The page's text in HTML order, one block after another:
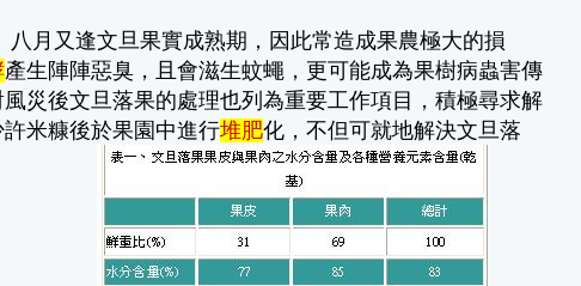
又逢文旦果實成熟期，因此常造成果農極大的損
產生陣陣惡臭，且會滋生蚊蠅，更可能成為果樹病蟲害傳
災後文旦落果的處理也列為重要工作項目，積極尋求解
米糠後於果園中進行堆肥化，不但可就地解決文旦落